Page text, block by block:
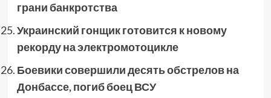
грани банкротства
Украинский гонщик готовится к новому
рекорду на электромотоцикле
Боевики совершили десять обстрелов на
Донбассе, погиб боец ВСУ